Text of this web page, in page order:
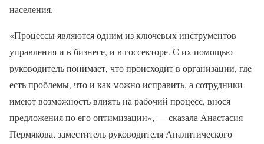
населения.
«Процессы являются одним из ключевых инструментов
управления и в бизнесе, и в госсекторе. С их помощью
руководитель понимает, что происходит в организации, где
есть проблемы, что и как можно исправить, а сотрудники
имеют возможность влиять на рабочий процесс, внося
предложения по его оптимизации», — сказала Анастасия
Пермякова, заместитель руководителя Аналитического